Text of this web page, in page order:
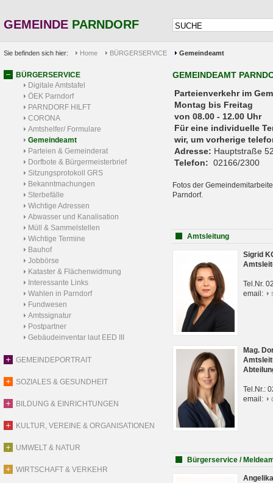
GEMEINDE PARNDORF
Sie befinden sich hier: Home BÜRGERSERVICE Gemeindeamt
BÜRGERSERVICE
Digitale Amtstafel
ÖEK Parndorf
PARNDORF HILFT
CORONA
Amtshelfer/ Formulare
Gemeindeamt
Parteien & Gemeinderat
Dorfbote & Bürgermeisterbrief
Sitzungsprotokoll GRS
Bekanntmachungen
Sterbefälle
Wichtige Adressen
Abwasser und Kanalisation
Müll & Sammelstellen
Wichtige Termine
Bauhof
Jobbörse
Kataster & Flächenwidmung
Interessante Links
Wahlen in Parndorf
Fundwesen
Amtssignatur
Postpartner
Gebäudeinventar laut EED III
GEMEINDEPORTRAIT
SOZIALES & GESUNDHEIT
BILDUNG & EINRICHTUNGEN
KULTUR, VEREINE & ORGANISATIONEN
UMWELT & NATUR
WIRTSCHAFT & VERKEHR
GEMEINDEAMT
Parteienverkehr
Montag bis Freitag
von 08.00 - 12.00 Uhr
Für eine individuelle
wir, um vorherige
Adresse: Hauptstraße
Telefon: 02166/2300
Fotos der
Parndorf.
Amtsleitung
Sigrid
Tel.Nr.
email:
Mag.
Tel.Nr.:
email:
Bürgerservice /